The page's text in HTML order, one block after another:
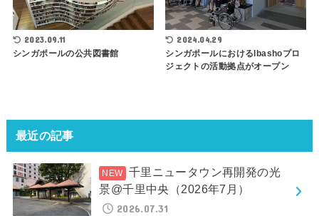
2023.09.11
シンガポールの公共図書館
2024.04.29
シンガポールにおけるIbashoプロ
ジェクトの活動拠点がオープン
最近の記事
千里ニュータウン再開発の光
景@千里中央（2026年7月）
2026.07.31